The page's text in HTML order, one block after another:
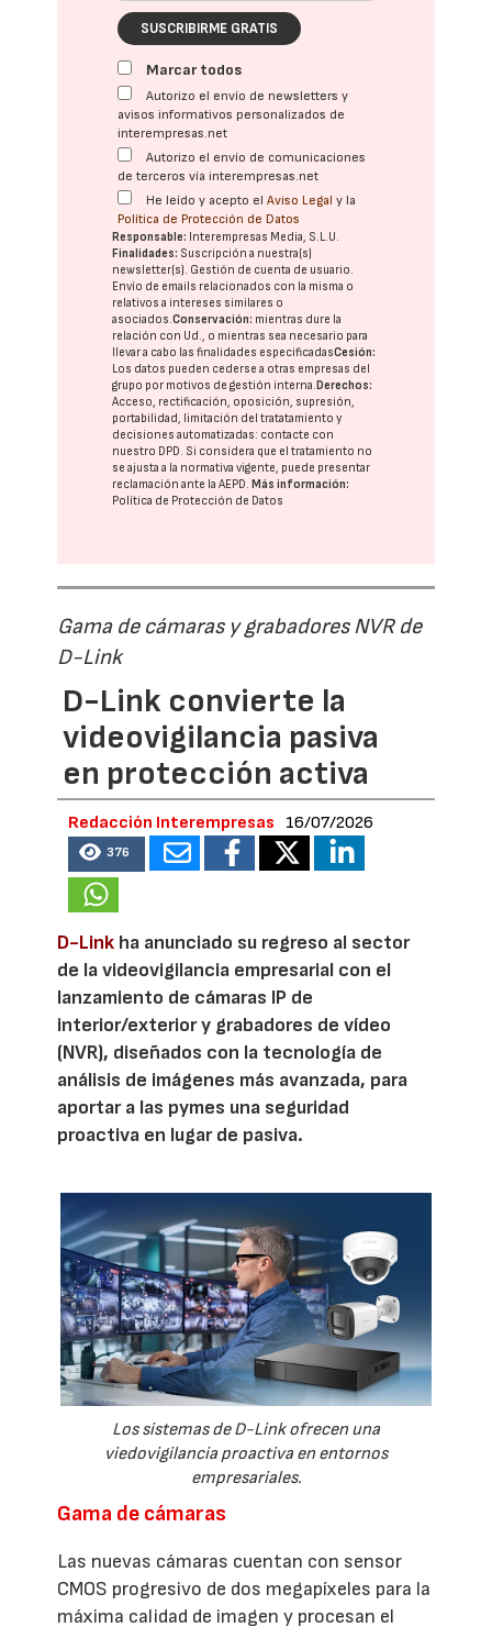
SUSCRIBIRME GRATIS
Marcar todos
Autorizo el envío de newsletters y
avisos informativos personalizados de
interempresas.net
Autorizo el envío de comunicaciones
de terceros vía interempresas.net
He leído y acepto elAviso Legal y la
Política de Protección de Datos
Responsable: Interempresas Media, S.L.U.
Finalidades: Suscripción a nuestra(s)
newsletter(s). Gestión de cuenta de usuario.
Envío de emails relacionados con la misma o
relativos a intereses similares o
asociados.Conservación: mientras dure la
relación con Ud., o mientras sea necesario para
llevar a cabo las finalidades especificadasCesión:
Los datos pueden cederse a otras empresas del
grupo por motivos de gestión interna.Derechos:
Acceso, rectificación, oposición, supresión,
portabilidad, limitación del tratatamiento y
decisiones automatizadas: contacte con
nuestro DPD. Si considera que el tratamiento no
se ajusta a la normativa vigente, puede presentar
reclamación ante laAEPD.Más información:
Política de Protección de Datos
Gama de cámaras y grabadores NVR de
D-Link
D-Link convierte la
videovigilancia pasiva
en protección activa
Redacción Interempresas 16/07/2026
376
D-Link ha anunciado su regreso al sector
de la videovigilancia empresarial con el
lanzamiento de cámaras IP de
interior/exterior y grabadores de vídeo
(NVR), diseñados con la tecnología de
análisis de imágenes más avanzada, para
aportar a las pymes una seguridad
proactiva en lugar de pasiva.
Los sistemas de D-Link ofrecen una
viedovigilancia proactiva en entornos
empresariales.
Gama de cámaras
Las nuevas cámaras cuentan con sensor
CMOS progresivo de dos megapíxeles para la
máxima calidad de imagen y procesan el